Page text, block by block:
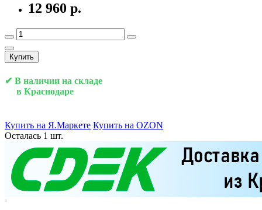
12 960 р.
Купить
✔ В наличии на складе
в Краснодаре
Купить на Я.Маркете Купить на OZON
Осталась 1 шт.